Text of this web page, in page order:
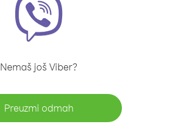
Nemaš još Viber?
Preuzmi odmah